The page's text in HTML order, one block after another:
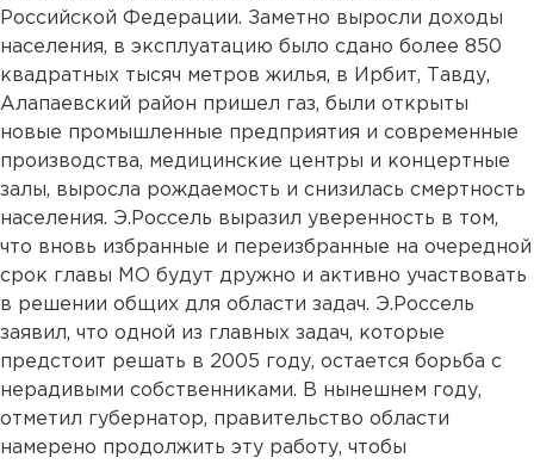
Российской Федерации. Заметно выросли доходы
населения, в эксплуатацию было сдано более 850
квадратных тысяч метров жилья, в Ирбит, Тавду,
Алапаевский район пришел газ, были открыты
новые промышленные предприятия и современные
производства, медицинские центры и концертные
залы, выросла рождаемость и снизилась смертность
населения. Э.Россель выразил уверенность в том,
что вновь избранные и переизбранные на очередной
срок главы МО будут дружно и активно участвовать
в решении общих для области задач. Э.Россель
заявил, что одной из главных задач, которые
предстоит решать в 2005 году, остается борьба с
нерадивыми собственниками. В нынешнем году,
отметил губернатор, правительство области
намерено продолжить эту работу, чтобы